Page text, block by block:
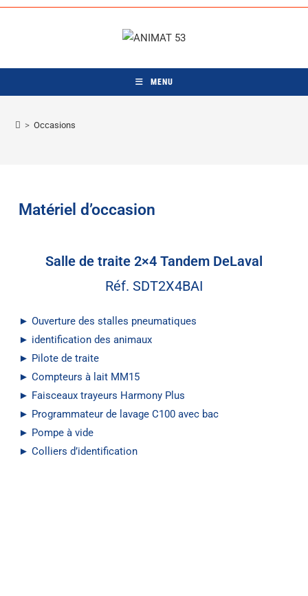
Skip
MENU
> Occasions
Matériel d’occasion
Salle de traite 2×4 Tandem DeLaval
Réf. SDT2X4BAI
► Ouverture des stalles pneumatiques
► identification des animaux
► Pilote de traite
► Compteurs à lait MM15
► Faisceaux trayeurs Harmony Plus
► Programmateur de lavage C100 avec bac
► Pompe à vide
► Colliers d’identification